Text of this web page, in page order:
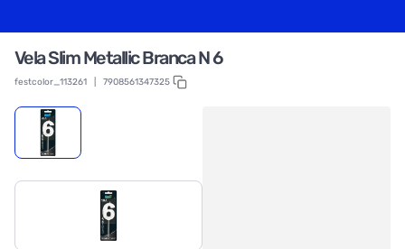
Vela Slim Metallic Branca N 6
festcolor_113261 7908561347325